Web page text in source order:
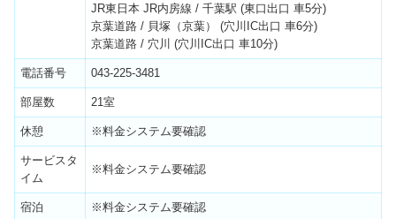
JR東日本 JR内房線 / 千葉駅 (東口出口 車5分)
京葉道路 / 貝塚（京葉） (穴川IC出口 車6分)
京葉道路 / 穴川 (穴川IC出口 車10分)
電話番号 043-225-3481
部屋数 21室
休憩 ※料金システム要確認
サービスタ
イム
※料金システム要確認
宿泊 ※料金システム要確認